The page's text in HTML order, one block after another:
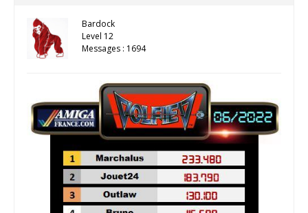
Bardock
Level 12
Messages : 1694